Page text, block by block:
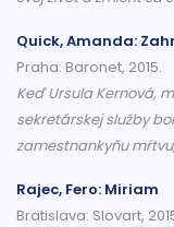
Quick, Amanda:
Praha: Baronet, 2015.
Keď Ursula Kernová,
sekretárskej služby
zamestnankyňu
Rajec, Fero: Miriam
Bratislava: Slovart,